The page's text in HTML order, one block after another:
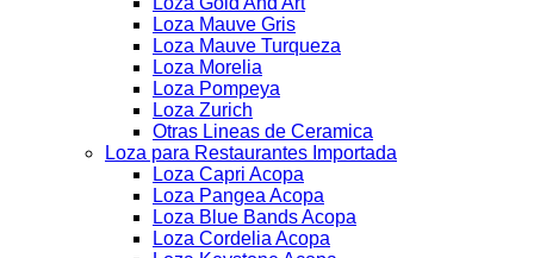
Loza Mauve Gris
Loza Mauve Turqueza
Loza Morelia
Loza Pompeya
Loza Zurich
Otras Lineas de Ceramica
Loza para Restaurantes Importada
Loza Capri Acopa
Loza Pangea Acopa
Loza Blue Bands Acopa
Loza Cordelia Acopa